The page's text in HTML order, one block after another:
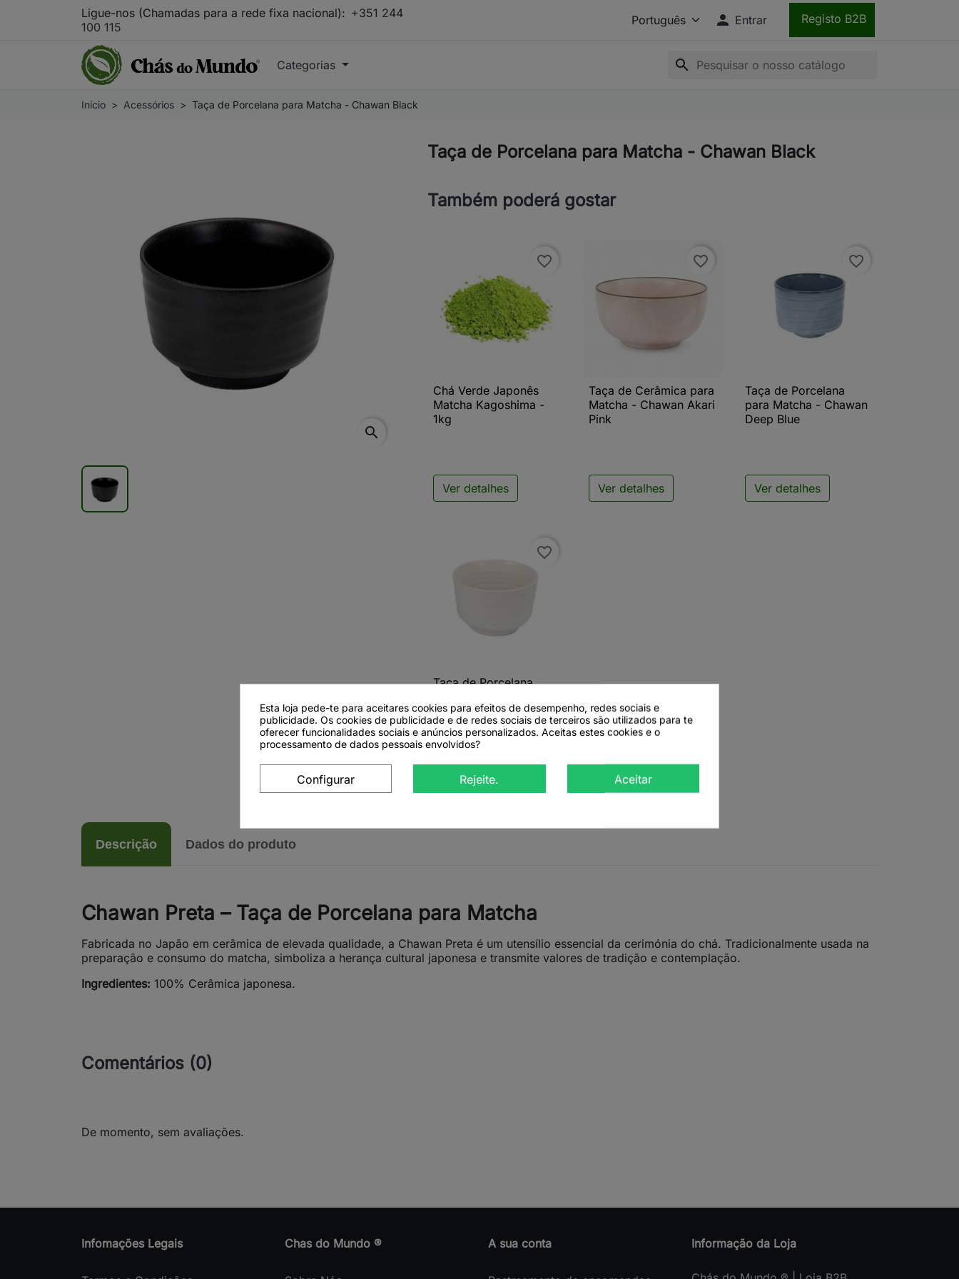
Ligue-nos (Chamadas para a rede fixa nacional): +351 244
100 115
 Entrar Registo B2B
Categorias search
Início Acessórios Taça de Porcelana para Matcha - Chawan Black
search
Taça de Porcelana para Matcha - Chawan Black
Também poderá gostar
favorite_border
 Vista rápida
Chá Verde Japonês
Matcha Kagoshima -
1kg
Ver detalhes
favorite_border
 Vista rápida
Taça de Cerâmica para
Matcha - Chawan Akari
Pink
Ver detalhes
favorite_border
 Vista rápida
Taça de Porcelana
para Matcha - Chawan
Deep Blue
Ver detalhes
favorite_border
 Vista rápida
Taça de Porcelana
White
Ver detalhes
Descrição Dados do produto
Chawan Preta – Taça de Porcelana para Matcha
Fabricada no Japão em cerâmica de elevada qualidade, a Chawan Preta é um utensílio essencial da cerimónia do chá. Tradicionalmente usada na
preparação e consumo do matcha, simboliza a herança cultural japonesa e transmite valores de tradição e contemplação.
Ingredientes: 100% Cerâmica japonesa.
Comentários (0)
De momento, sem avaliações.
Infomações Legais Chas do Mundo ® A sua conta Informação da Loja
Esta loja pede-te para aceitares cookies para efeitos de desempenho, redes sociais e
publicidade. Os cookies de publicidade e de redes sociais de terceiros são utilizados para te
oferecer funcionalidades sociais e anúncios personalizados. Aceitas estes cookies e o
processamento de dados pessoais envolvidos?
Configurar Rejeite. Aceitar